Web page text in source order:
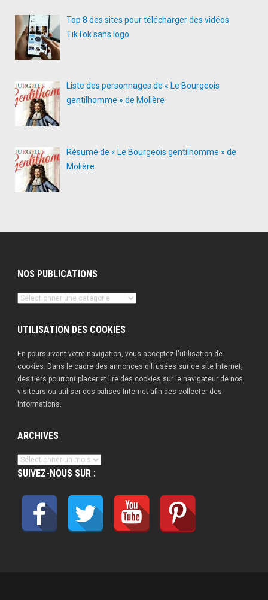
Top 8 des sites pour télécharger des vidéos
TikTok sans logo
Liste des personnages de « Le Bourgeois
gentilhomme » de Molière
Résumé de « Le Bourgeois gentilhomme » de
Molière
NOS PUBLICATIONS
Nos
UTILISATION DES COOKIES
En poursuivant votre navigation, vous acceptez l'utilisation de
cookies. Dans le cadre des annonces diffusées sur ce site Internet,
des tiers pourront placer et lire des cookies sur le navigateur de nos
visiteurs ou utiliser des balises Internet afin des collecter des
informations.
ARCHIVES
Archives
SUIVEZ-NOUS SUR :